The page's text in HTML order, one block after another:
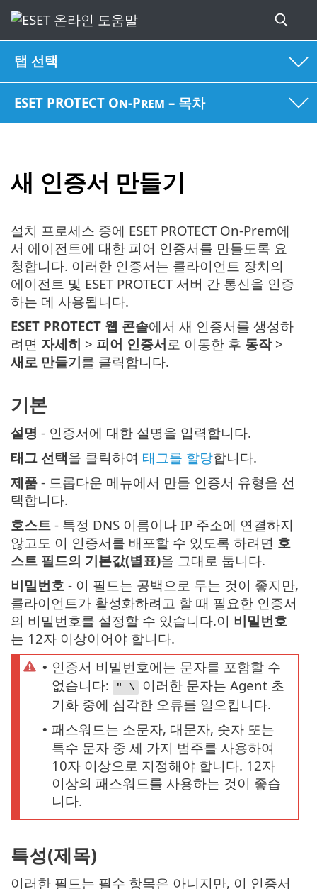
탭 선택
ESET PROTECT On-Prem – 목차
새 인증서 만들기
설치 프로세스 중에 ESET PROTECT On-Prem에
서 에이전트에 대한 피어 인증서를 만들도록 요
청합니다. 이러한 인증서는 클라이언트 장치의
에이전트 및 ESET PROTECT 서버 간 통신을 인증
하는 데 사용됩니다.
ESET PROTECT 웹 콘솔에서 새 인증서를 생성하
려면 자세히 > 피어 인증서 로 이동한 후 동작>
새로 만들기를 클릭합니다.
기본
설명 - 인증서에 대한 설명을 입력합니다.
태그 선택을 클릭하여 태그를 할당합니다.
제품 - 드롭다운 메뉴에서 만들 인증서 유형을 선
택합니다.
호스트 - 특정 DNS 이름이나 IP 주소에 연결하지
않고도 이 인증서를 배포할 수 있도록 하려면 호
스트 필드의 기본값(별표)을 그대로 둡니다.
비밀번호 - 이 필드는 공백으로 두는 것이 좋지만,
클라이언트가 활성화하려고 할 때 필요한 인증서
의 비밀번호를 설정할 수 있습니다.이 비밀번호
는 12자 이상이어야 합니다.
• 인증서 비밀번호에는 문자를 포함할 수
없습니다:
" \
이러한 문자는 Agent 초
기화 중에 심각한 오류를 일으킵니다.
• 패스워드는 소문자, 대문자, 숫자 또는
특수 문자 중 세 가지 범주를 사용하여
10자 이상으로 지정해야 합니다. 12자
이상의 패스워드를 사용하는 것이 좋습
니다.
특성(제목)
이러한 필드는 필수 항목은 아니지만, 이 인증서